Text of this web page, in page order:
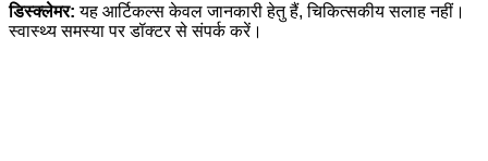
डिस्क्लेमर: यह आर्टिकल्स केवल जानकारी हेतु हैं, चिकित्सकीय सलाह नहीं।
स्वास्थ्य समस्या पर डॉक्टर से संपर्क करें।